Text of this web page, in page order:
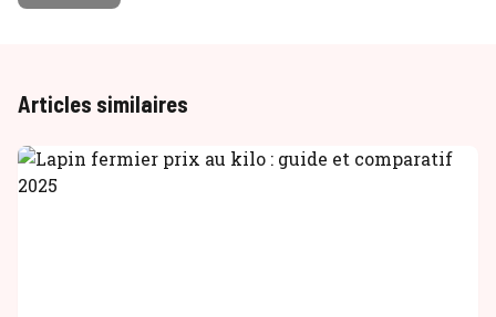
Articles similaires